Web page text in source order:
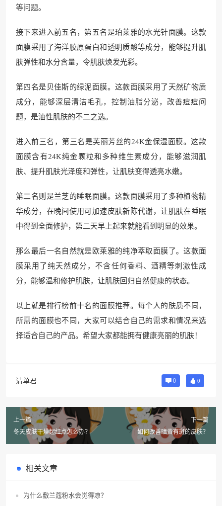
等问题。
接下来进入前五名，第五名是珀莱雅的水光针面膜。这款
面膜采用了海洋胶原蛋白和透明质酸等成分，能够提升肌
肤弹性和水分含量，令肌肤焕发光彩。
第四名是贝佳斯的绿泥面膜。这款面膜采用了天然矿物质
成分，能够深层清洁毛孔，控制油脂分泌，改善痘痘问
题，是油性肌肤的不二之选。
进入前三名，第三名是芙丽芳丝的24K金保湿面膜。这款
面膜含有24K纯金颗粒和多种维生素成分，能够滋润肌
肤、提升肌肤光泽度和弹性，让肌肤变得透亮水嫩。
第二名则是兰芝的睡眠面膜。这款面膜采用了多种植物精
华成分，在晚间使用可加速皮肤新陈代谢，让肌肤在睡眠
中得到全面修护，第二天早上起来就能看到明显的效果。
那么最后一名自然就是欧莱雅的纯净萃取面膜了。这款面
膜采用了纯天然成分，不含任何香料、酒精等刺激性成
分，能够温和修护肌肤，让肌肤回归自然健康的状态。
以上就是排行榜前十名的面膜推荐。每个人的肤质不同，
所需的面膜也不同，大家可以结合自己的需求和情况来选
择适合自己的产品。希望大家都能拥有健康亮丽的肌肤！
清单君 0 0
上一篇
冬天皮肤干燥起红点怎么办？
下一篇
如何改善暗黄有斑的皮肤？
相关文章
为什么敷兰蔻粉水会觉得凉？